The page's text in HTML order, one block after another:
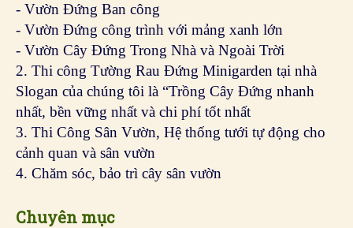
- Vườn Đứng Ban công
- Vườn Đứng công trình với mảng xanh lớn
- Vườn Cây Đứng Trong Nhà và Ngoài Trời
2. Thi công Tường Rau Đứng Minigarden tại nhà
Slogan của chúng tôi là “Trồng Cây Đứng nhanh
nhất, bền vững nhất và chi phí tốt nhất
3. Thi Công Sân Vườn, Hệ thống tưới tự động cho
cảnh quan và sân vườn
4. Chăm sóc, bảo trì cây sân vườn
Chuyên mục